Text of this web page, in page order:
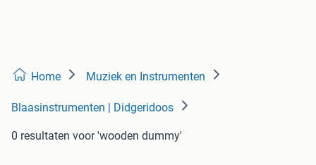
Home Muziek en Instrumenten
Blaasinstrumenten | Didgeridoos
0 resultaten voor 'wooden dummy'